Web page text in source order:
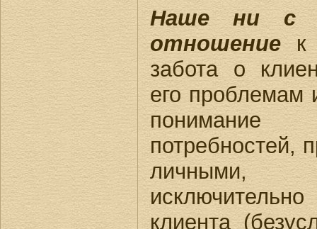
Наше ни с
отношениек
забота о
его проблемам
потребностей,
личными,
клиента